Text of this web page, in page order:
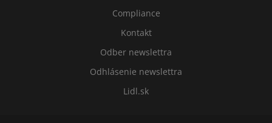
Compliance
Kontakt
Odber newslettra
Odhlásenie newslettra
Lidl.sk